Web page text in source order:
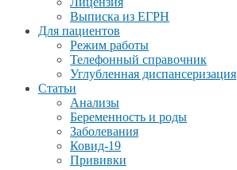
Выписка из ЕГРН
Для пациентов
Режим работы
Телефонный справочник
Углубленная диспансеризация
Статьи
Анализы
Беременность и роды
Заболевания
Ковид-19
Прививки